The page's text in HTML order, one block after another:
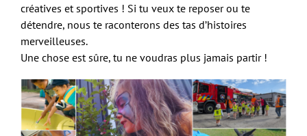
créatives et sportives ! Si tu veux te reposer ou te
détendre, nous te raconterons des tas d’histoires
merveilleuses.
Une chose est sûre, tu ne voudras plus jamais partir !